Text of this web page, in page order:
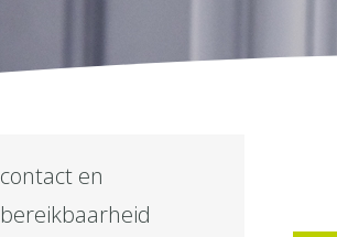
contact en
bereikbaarheid